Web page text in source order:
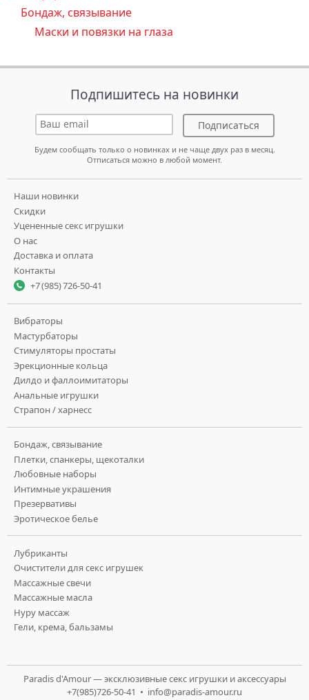
Бондаж, связывание
Маски и повязки на глаза
Подпишитесь на новинки
Подписаться
Будем сообщать только о новинках и не чаще двух раз в месяц.
Отписаться можно в любой момент.
Наши новинки
Скидки
Уцененные секс игрушки
О нас
Доставка и оплата
Контакты
+7 (985) 726-50-41
Вибраторы
Мастурбаторы
Стимуляторы простаты
Эрекционные кольца
Дилдо и фаллоимитаторы
Анальные игрушки
Страпон / харнесс
Бондаж, связывание
Плетки, спанкеры, щекоталки
Любовные наборы
Интимные украшения
Презервативы
Эротическое белье
Лубриканты
Очистители для секс игрушек
Массажные свечи
Массажные масла
Нуру массаж
Гели, крема, бальзамы
Paradis d'Amour — эксклюзивные секс игрушки и аксессуары
+7(985)726-50-41 • info@paradis-amour.ru